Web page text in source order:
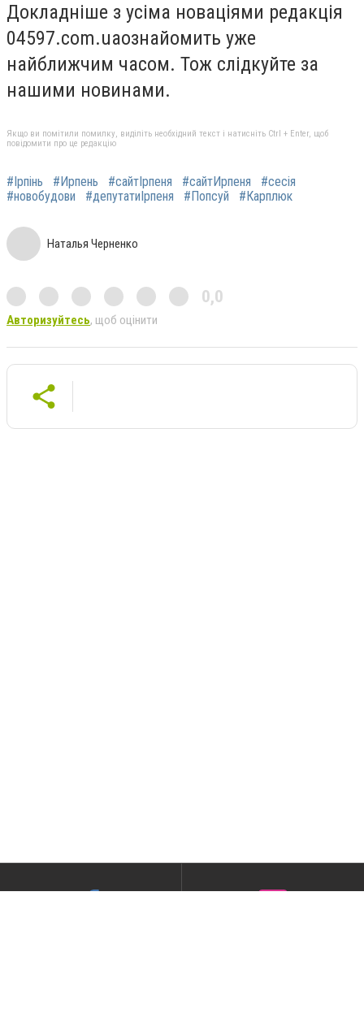
Докладніше з усіма новаціями редакція
04597.com.uaознайомить уже
найближчим часом. Тож слідкуйте за
нашими новинами.
Якщо ви помітили помилку, виділіть необхідний текст і натисніть Ctrl + Enter, щоб
повідомити про це редакцію
#Ірпінь #Ирпень #сайтІрпеня #сайтИрпеня
#сесія
#новобудови
#депутатиІрпеня #Попсуй #Карплюк
Наталья Черненко
0,0
Авторизуйтесь, щоб оцінити